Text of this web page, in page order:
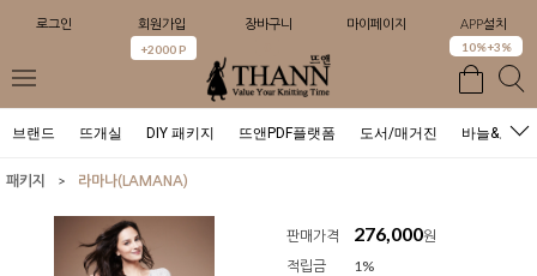
로그인 회원가입
+2000 P
장바구니 마이페이지 APP설치
10%+3%
브랜드 뜨개실 DIY 패키지 뜨앤PDF플랫폼 도서/매거진 바늘&도구
패키지 > 라마나(LAMANA)
판매가격 276,000원
적립금
1%